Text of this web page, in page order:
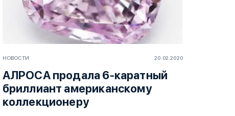
НОВОСТИ 20.02.2020
АЛРОСА продала 6-каратный
бриллиант американскому
коллекционеру